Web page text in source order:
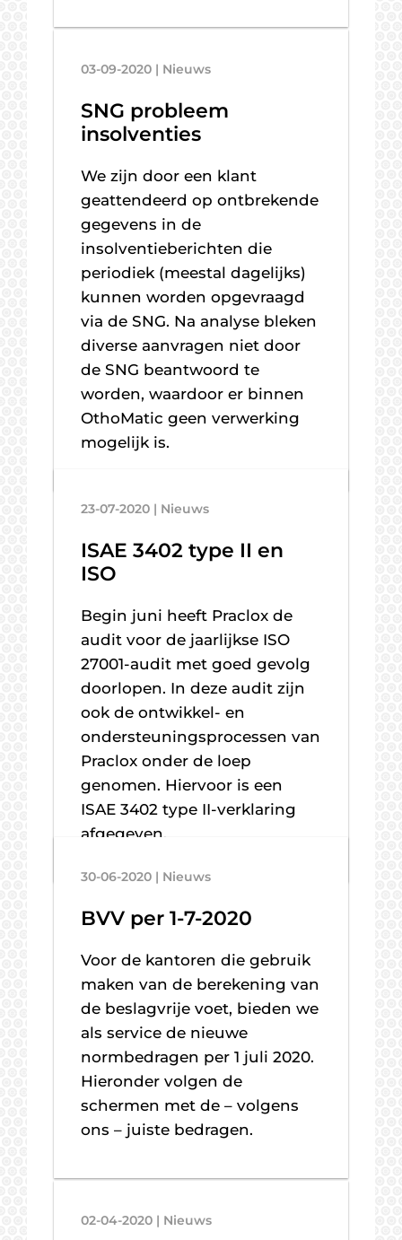
03-09-2020 | Nieuws
SNG probleem
insolventies
We zijn door een klant
geattendeerd op ontbrekende
gegevens in de
insolventieberichten die
periodiek (meestal dagelijks)
kunnen worden opgevraagd
via de SNG. Na analyse bleken
diverse aanvragen niet door
de SNG beantwoord te
worden, waardoor er binnen
OthoMatic geen verwerking
mogelijk is.
23-07-2020 | Nieuws
ISAE 3402 type II en
ISO
Begin juni heeft Praclox de
audit voor de jaarlijkse ISO
27001-audit met goed gevolg
doorlopen. In deze audit zijn
ook de ontwikkel- en
ondersteuningsprocessen van
Praclox onder de loep
genomen. Hiervoor is een
ISAE 3402 type II-verklaring
afgegeven.
30-06-2020 | Nieuws
BVV per 1-7-2020
Voor de kantoren die gebruik
maken van de berekening van
de beslagvrije voet, bieden we
als service de nieuwe
normbedragen per 1 juli 2020.
Hieronder volgen de
schermen met de – volgens
ons – juiste bedragen.
02-04-2020 | Nieuws